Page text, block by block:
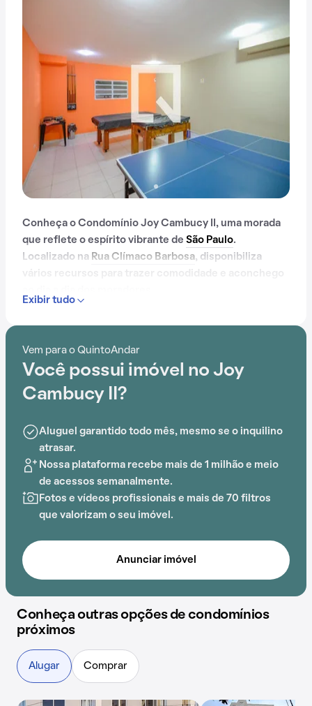
Conheça o Condomínio Joy Cambucy II, uma morada
que reflete o espírito vibrante de São Paulo.
Localizado na Rua Clímaco Barbosa, disponibiliza
Contando com portaria 24 horas, elevador, academia,
lavanderia no prédio, o Condomínio Joy Cambucy II é
preparado para atender às necessidades dos
moradores que buscam lazer e conforto em um só
A proximidade com Escola Técnica Walter Belian,
Hospital Militar de Área de São Paulo, Escola SENAI,
Estação Juventus - Mooca
, Hospedaria de Cuidados
Palhat e Escola Estadual Caetano de Campos
acrescenta praticidade e comodidade na rotina dos
Exibir tudo
Vem para o QuintoAndar
Você possui imóvel no Joy
Cambucy II?
Aluguel garantido todo mês, mesmo se o inquilino
atrasar.
Nossa plataforma recebe mais de 1 milhão e meio
de acessos semanalmente.
Fotos e vídeos profissionais e mais de 70 filtros
que valorizam o seu imóvel.
Anunciar imóvel
Conheça outras opções de condomínios
próximos
Alugar Comprar